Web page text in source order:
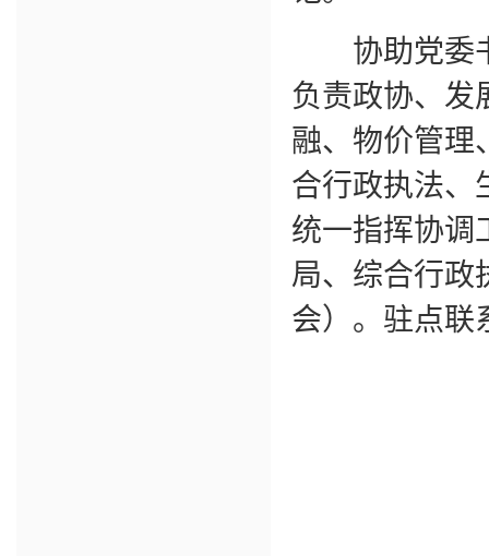
协助党委书
负责政协、发
融、物价管理
合行政执法、
统一指挥协调
局、综合行政
会）。驻点联